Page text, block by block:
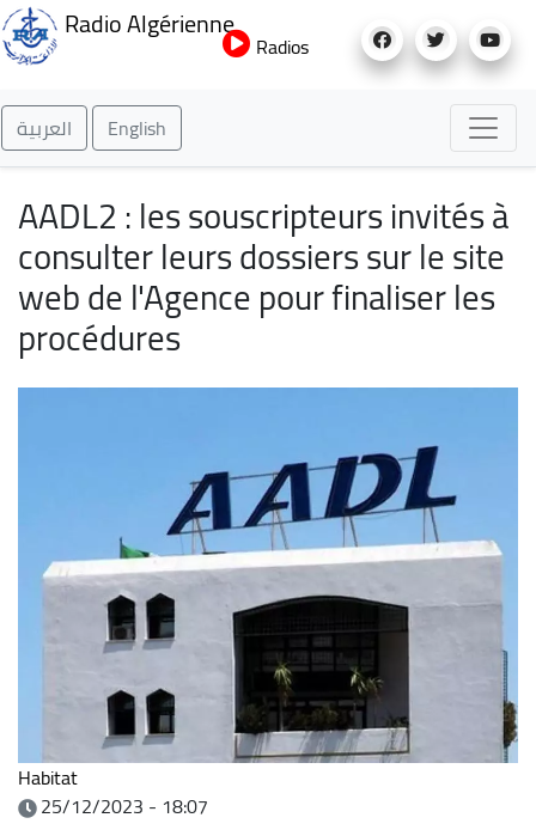
au
Radio Algérienne
Radios
العربية English
AADL2 : les souscripteurs invités à
consulter leurs dossiers sur le site
web de l'Agence pour finaliser les
procédures
Habitat
25/12/2023 - 18:07